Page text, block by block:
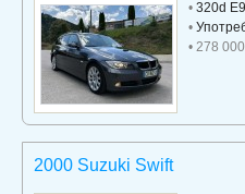
• 320d
•
• 278
2000 Suzuki Swift